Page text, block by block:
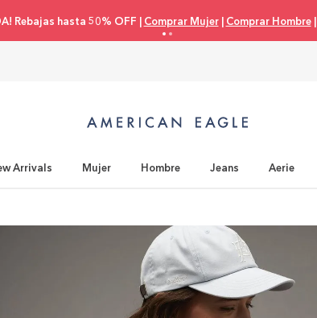
Rebajas hasta 50% OFF | Comprar Mujer| Comprar Hombre|
Arrivals Mujer Hombre Jeans Aerie